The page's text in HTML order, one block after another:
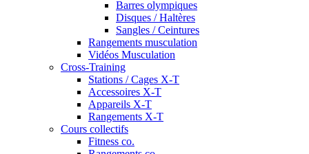
Barres olympiques
Disques / Haltères
Sangles / Ceintures
Rangements musculation
Vidéos Musculation
Cross-Training
Stations / Cages X-T
Accessoires X-T
Appareils X-T
Rangements X-T
Cours collectifs
Fitness co.